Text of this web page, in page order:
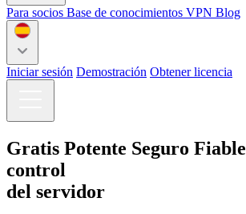
Para socios Base de conocimientos VPN Blog
Iniciar sesión Demostración Obtener licencia
Gratis Potente Seguro Fiable
control
del servidor